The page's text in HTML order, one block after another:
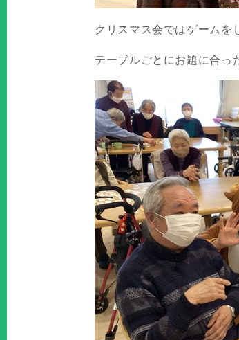
クリスマス会ではゲームを
テーブルごとにお題に合っ